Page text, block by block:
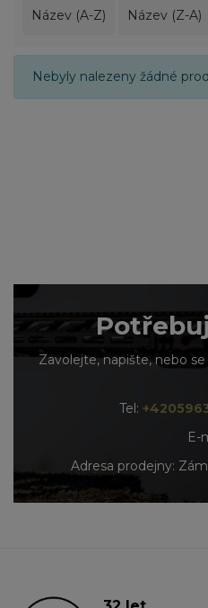
Název (A-Z) Název (Z-A)
Nebyly nalezeny žádné
Zavolejte, napište, nebo
Tel:
E-
Adresa prodejny: